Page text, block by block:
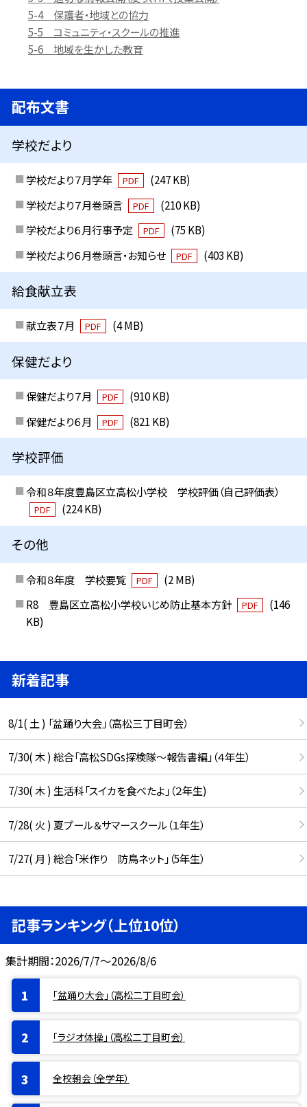
5-4 保護者・地域との協力
5-5 コミュニティ・スクールの推進
5-6 地域を生かした教育
配布文書
学校だより
学校だより７月学年 PDF
(247 KB)
学校だより７月巻頭言
PDF
(210 KB)
学校だより６月行事予定
PDF
(75 KB)
学校だより６月巻頭言・お知らせ
PDF (403 KB)
給食献立表
献立表７月 PDF (4 MB)
保健だより
保健だより７月 PDF
(910 KB)
保健だより６月
PDF (821 KB)
学校評価
令和８年度豊島区立高松小学校 学校評価（自己評価表）
PDF (224 KB)
その他
令和８年度 学校要覧 PDF
(2 MB)
R8 豊島区立高松小学校いじめ防止基本方針
PDF
(146
KB)
新着記事
8/1( 土 ) 「盆踊り大会」（高松三丁目町会）
7/30( 木 ) 総合「高松SDGs探検隊〜報告書編」（４年生）
7/30( 木 ) 生活科「スイカを食べたよ」（２年生)
7/28( 火 ) 夏プール＆サマースクール（１年生）
7/27( 月 ) 総合「米作り 防鳥ネット」（5年生）
記事ランキング（上位10位）
集計期間：2026/7/7～2026/8/6
「盆踊り大会」（高松二丁目町会）
「ラジオ体操」（高松二丁目町会）
全校朝会（全学年）